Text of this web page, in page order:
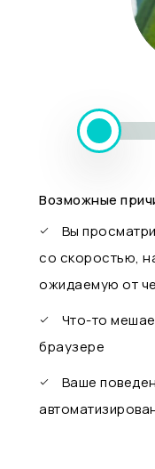
Возможные
Вы
со скоростью,
ожидаемую от
Что-то
браузере
Ваше